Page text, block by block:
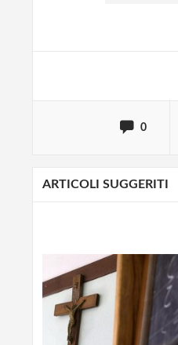
0
ARTICOLI SUGGERITI